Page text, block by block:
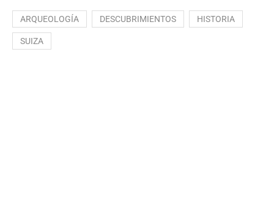
ARQUEOLOGÍA DESCUBRIMIENTOS HISTORIA
SUIZA